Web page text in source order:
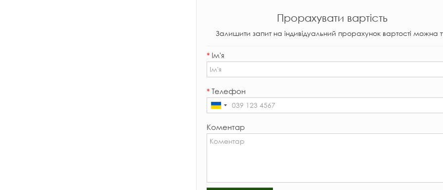
Прорахувати вартість
Залишити запит на індивідуальний прорахунок вартості можна
* Ім'я
* Телефон
Коментар